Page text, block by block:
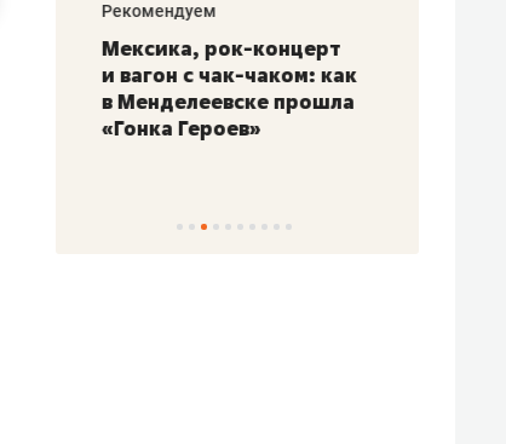
Рекомендуем
Мексика, рок-концерт
и вагон с чак-чаком: как
в Менделеевске прошла
«Гонка Героев»